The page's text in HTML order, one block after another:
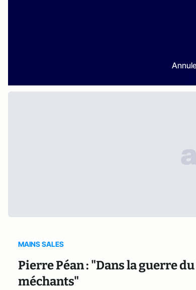
MAINS SALES
Pierre Péan : "Dans la guerre
méchants"